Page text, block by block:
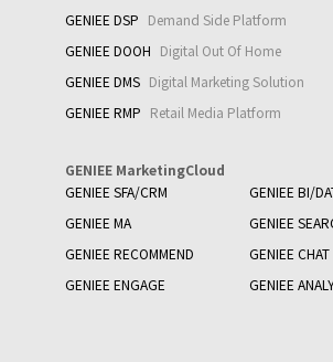
GENIEE DSP Demand Side Platform
GENIEE DOOH Digital Out Of Home
GENIEE DMS Digital Marketing Solution
GENIEE RMP Retail Media Platform
GENIEE MarketingCloud
GENIEE SFA/CRM
GENIEE BI/
GENIEE MA
GENIEE
GENIEE RECOMMEND
GENIEE CHAT
GENIEE ENGAGE
GENIEE